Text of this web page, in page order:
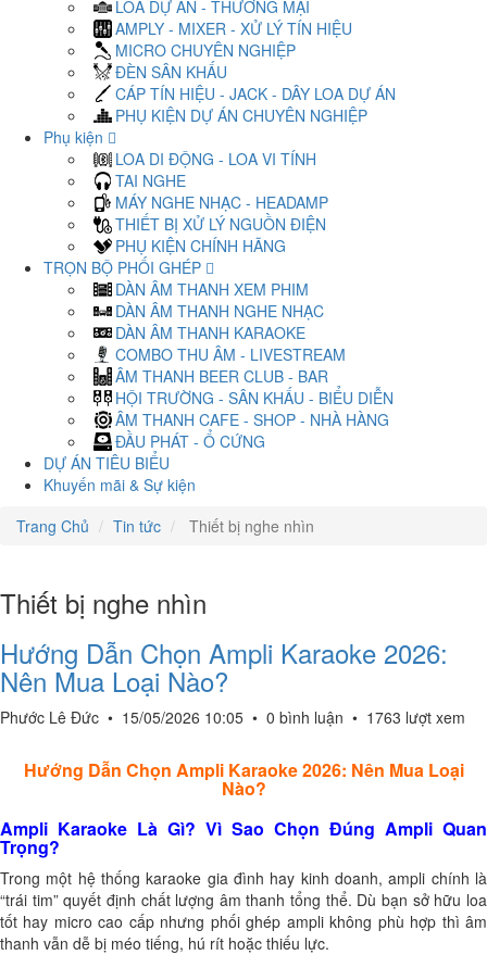
LOA DỰ ÁN - THƯƠNG MẠI
AMPLY - MIXER - XỬ LÝ TÍN HIỆU
MICRO CHUYÊN NGHIỆP
ĐÈN SÂN KHẤU
CÁP TÍN HIỆU - JACK - DÂY LOA DỰ ÁN
PHỤ KIỆN DỰ ÁN CHUYÊN NGHIỆP
Phụ kiện
LOA DI ĐỘNG - LOA VI TÍNH
TAI NGHE
MÁY NGHE NHẠC - HEADAMP
THIẾT BỊ XỬ LÝ NGUỒN ĐIỆN
PHỤ KIỆN CHÍNH HÃNG
TRỌN BỘ PHỐI GHÉP
DÀN ÂM THANH XEM PHIM
DÀN ÂM THANH NGHE NHẠC
DÀN ÂM THANH KARAOKE
COMBO THU ÂM - LIVESTREAM
ÂM THANH BEER CLUB - BAR
HỘI TRƯỜNG - SÂN KHẤU - BIỂU DIỄN
ÂM THANH CAFE - SHOP - NHÀ HÀNG
ĐẦU PHÁT - Ổ CỨNG
DỰ ÁN TIÊU BIỂU
Khuyến mãi & Sự kiện
Trang Chủ
Tin tức Thiết bị nghe nhìn
Thiết bị nghe nhìn
Hướng Dẫn Chọn Ampli Karaoke 2026:
Nên Mua Loại Nào?
Phước Lê Đức • 15/05/2026 10:05 • 0 bình luận • 1763 lượt xem
Hướng Dẫn Chọn Ampli Karaoke 2026: Nên Mua Loại
Nào?
Ampli Karaoke Là Gì? Vì Sao Chọn Đúng Ampli Quan
Trọng?
Trong một hệ thống karaoke gia đình hay kinh doanh, ampli chính là
“trái tim” quyết định chất lượng âm thanh tổng thể. Dù bạn sở hữu loa
tốt hay micro cao cấp nhưng phối ghép ampli không phù hợp thì âm
thanh vẫn dễ bị méo tiếng, hú rít hoặc thiếu lực.